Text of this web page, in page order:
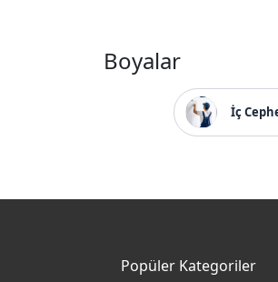
Boyalar
İç
Popüler Kategoriler